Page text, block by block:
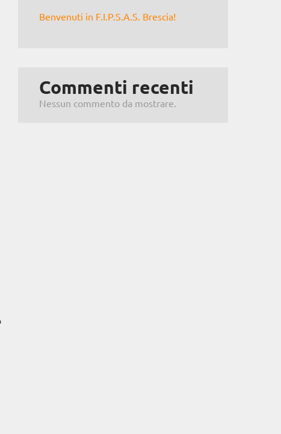
Benvenuti in F.I.P.S.A.S. Brescia!
Commenti recenti
Nessun commento da mostrare.